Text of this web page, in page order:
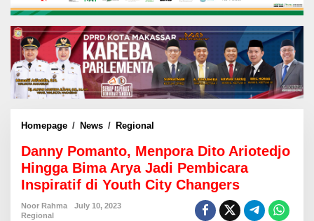
Homepage / News / Regional
n
n
y
P
Danny Pomanto, Menpora Dito Ariotedjo
Hingga Bima Arya Jadi Pembicara
Inspiratif di Youth City Changers
Noor Rahma
July 10, 2023
Regional